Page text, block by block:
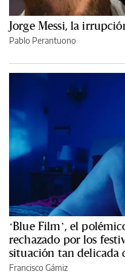
Jorge Messi, la
Pablo Perantuono
‘Blue Film’, el
rechazado por los
situación tan delicada
Francisco Gámiz